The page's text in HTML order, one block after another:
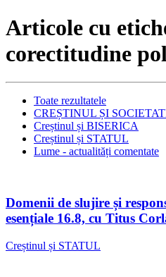
Articole cu
corectitudine
Toate rezultatele
CREȘTINUL ȘI
Creștinul și BISERICA
Creștinul și STATUL
Lume - actualități comentate
Domenii de slujire și
esențiale 16.8, cu Titus
Creștinul și STATUL